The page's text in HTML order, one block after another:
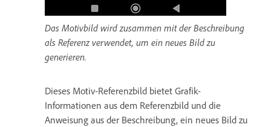
Das Motivbild wird zusammen mit der Beschreibung
als Referenz verwendet, um ein neues Bild zu
generieren.
Dieses Motiv-Referenzbild bietet Grafik-
Informationen aus dem Referenzbild und die
Anweisung aus der Beschreibung, ein neues Bild zu